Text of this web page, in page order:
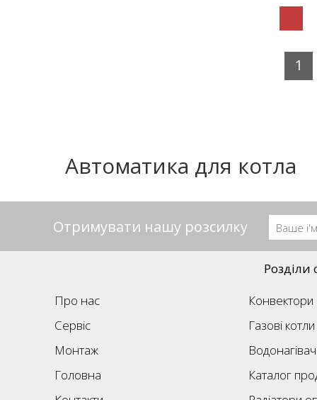
1
Автоматика для котла
Отримувати нашу розсилку
Розділи
Про нас
Конвектори
Сервіс
Газові котли
Монтаж
Головна
Каталог